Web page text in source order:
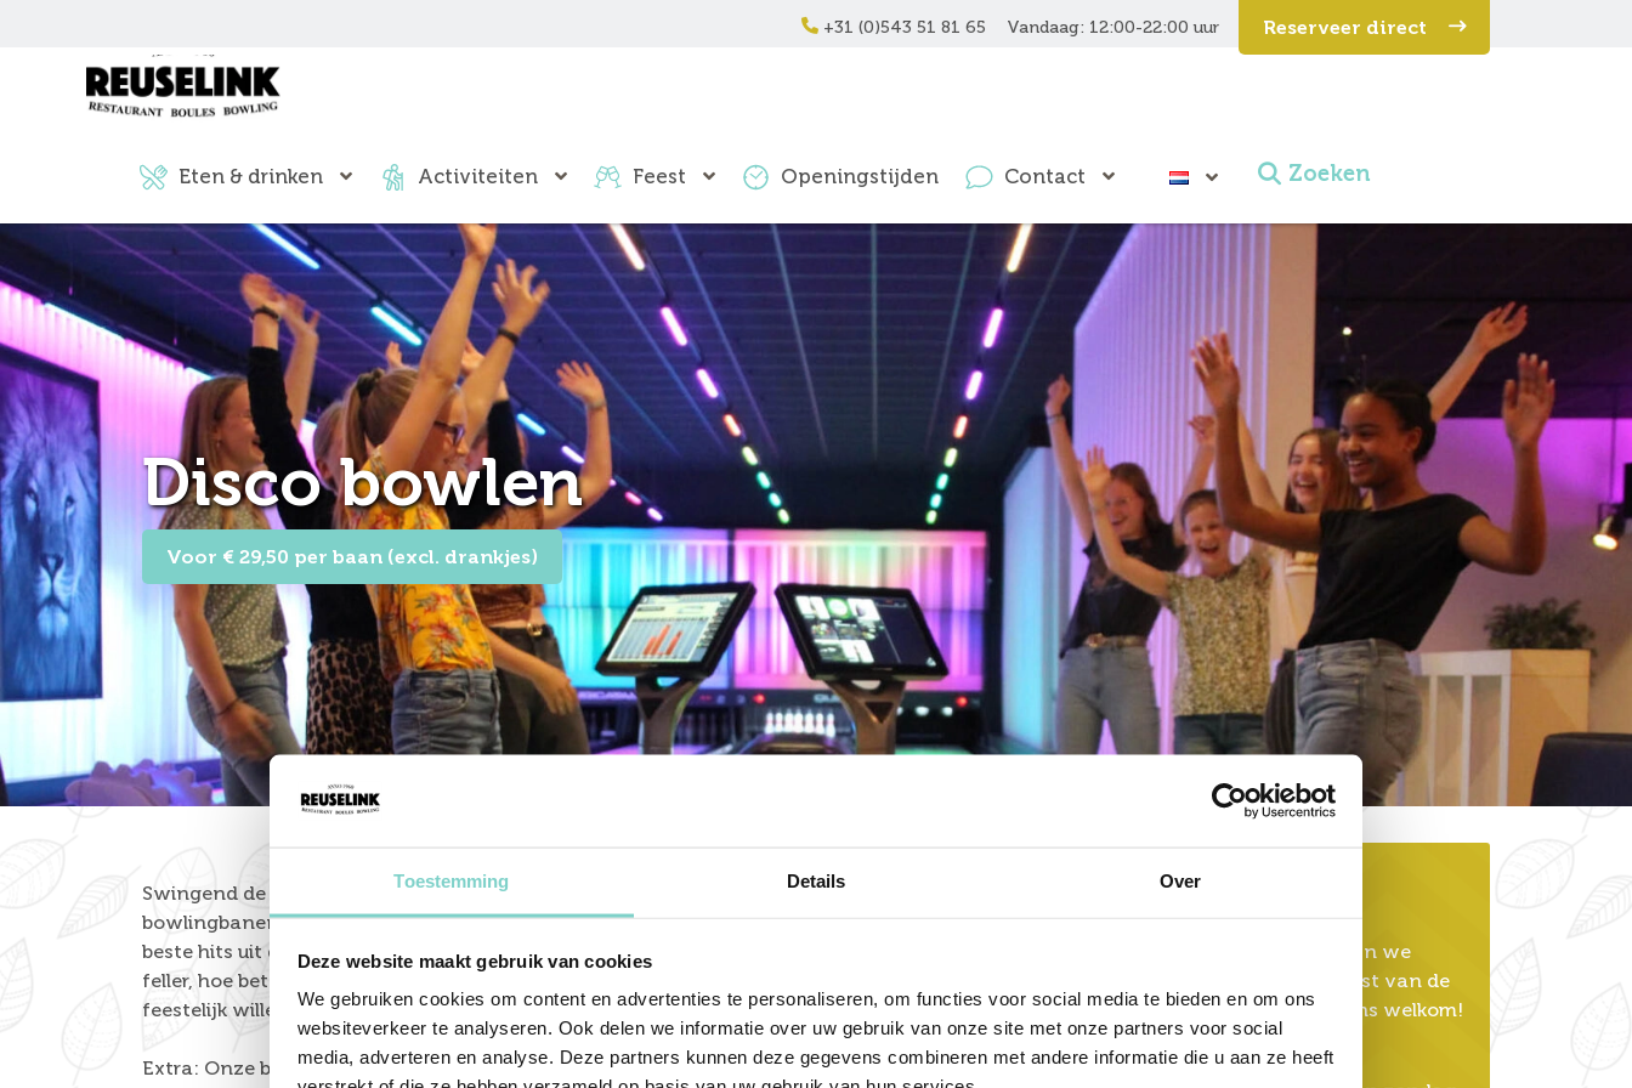
Toestemming Details Over
Deze website maakt gebruik van cookies
We gebruiken cookies om content en advertenties te personaliseren, om functies voor social media te bieden en om ons
websiteverkeer te analyseren. Ook delen we informatie over uw gebruik van onze site met onze partners voor social
media, adverteren en analyse. Deze partners kunnen deze gegevens combineren met andere informatie die u aan ze heeft
+31 (0)543 51 81 65 Vandaag: 12:00-22:00 uur Reserveer direct
Eten & drinken Activiteiten Feest Openingstijden Contact Zoeken
Disco bowlen
Voor € 29,50 per baan (excl. drankjes)
Swingend de vrijdagavond in tijdensalle vrijdagen van maart
! Onze
bowlingbanen veranderen in een discotheek met kleurrijke discolampen en de
beste hits uit de jaren ‘80, ’90 en van nu. Trek je kleurrijkste outfit aan, want hoe
feller, hoe beter! Dit is de perfecte avond voor vriendengroepen die de week
feestelijk willen afsluiten.
Extra: Onze bar blijft open tot 23:00 uur, zodat je na het bowlen nog lekker kunt
Op maandag en dinsdag zijn we
helaas gesloten, maar de rest van de
week ben je van harte bij ons welkom!